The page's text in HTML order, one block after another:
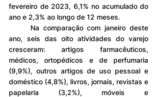
fevereiro de 2023, 6,1% no acumulado do
ano e 2,3% ao longo de 12 meses.
ano, seis das oito atividades do varejo
cresceram: artigos farmacêuticos,
médicos, ortopédicos e de perfumaria
(9,9%), outros artigos de uso pessoal e
doméstico (4,8%), livros, jornais, revistas e
papelaria (3,2%), móveis e